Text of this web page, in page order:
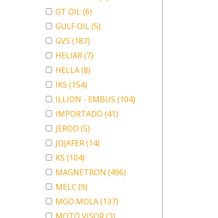
GT OIL(6)
GULF OIL(5)
GVS (187)
HELIAR(7)
HELLA(8)
IKS (154)
ILLION - EMBUS (104)
IMPORTADO (41)
JEROD (5)
JOJAFER(14)
KS (104)
MAGNETRON (496)
MELC (9)
MGO MOLA(137)